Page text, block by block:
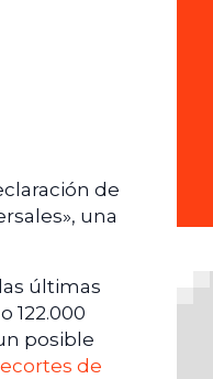
de
una
últimas
122.000
posible
de